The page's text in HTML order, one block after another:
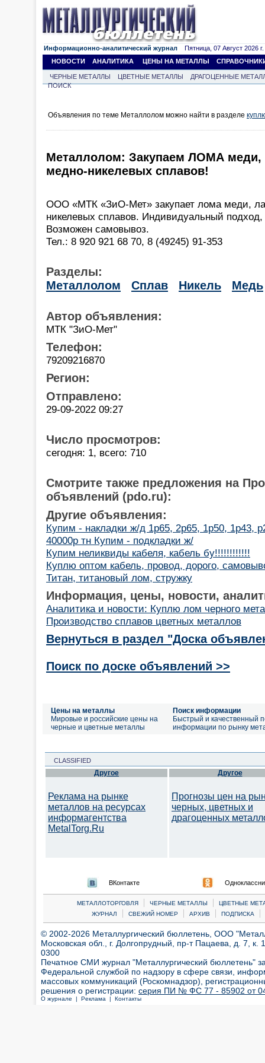
Информационно-аналитический журнал Пятница, 07 Август 2026 г.
НОВОСТИ
АНАЛИТИКА ЦЕНЫ НА МЕТАЛЛЫ
ЧЕРНЫЕ МЕТАЛЛЫ ЦВЕТНЫЕ МЕТАЛЛЫ
ДРАГОЦЕННЫЕ
ПОИСК
Объявления по теме Металлолом можно найти в разделе
Металлолом: Закупаем ЛОМА меди,
медно-никелевых сплавов!
ООО «МТК «ЗиО-Мет» закупает лома меди,
никелевых сплавов. Индивидуальный подход,
Возможен самовывоз.
Тел.: 8 920 921 68 70, 8 (49245) 91-353
Разделы:
Металлолом
Сплав Никель Медь
Автор объявления:
МТК "ЗиО-Мет"
Телефон:
79209216870
Регион:
Отправлено:
29-09-2022 09:27
Число просмотров:
сегодня: 1, всего: 710
Смотрите также предложения на
объявлений (pdo.ru):
Другие объявления:
Купим - накладки ж/д 1р65, 2р65, 1р50, 1р43,
40000р тн Купим - подкладки ж/
Купим неликвиды кабеля, кабель бу!!!!!!!!!!!!
Куплю оптом кабель, провод, дорого,
Титан, титановый лом, стружку
Информация, цены, новости,
Аналитика и новости: Куплю лом черного
Производство сплавов цветных металлов
Вернуться в раздел "Доска
Поиск по доске объявлений >>
Цены на металлы
Мировые и российские цены на
черные и цветные металлы
Поиск информации
Быстрый и качественный
информации по рынку
CLASSIFIED
Другое
Реклама на рынке
металлов на ресурсах
информагентства
MetalTorg.Ru
Другое
Прогнозы цен на
черных, цветных и
драгоценных
ВКонтакте
МЕТАЛЛОТОРГОВЛЯ | ЧЕРНЫЕ МЕТАЛЛЫ |
ЦВЕТНЫЕ
ЖУРНАЛ
| СВЕЖИЙ НОМЕР | АРХИВ | ПОДПИСКА |
© 2002-2026 Металлургический бюллетень, ООО
Московская обл., г. Долгопрудный, пр-т Пацаева, д. 7,
0300
Печатное СМИ журнал "Металлургический бюллетень"
Федеральной службой по надзору в сфере связи,
массовых коммуникаций (Роскомнадзор),
решения о регистрации: серия ПИ № ФС 77 - 85902 от 04
О журнале | Реклама | Контакты